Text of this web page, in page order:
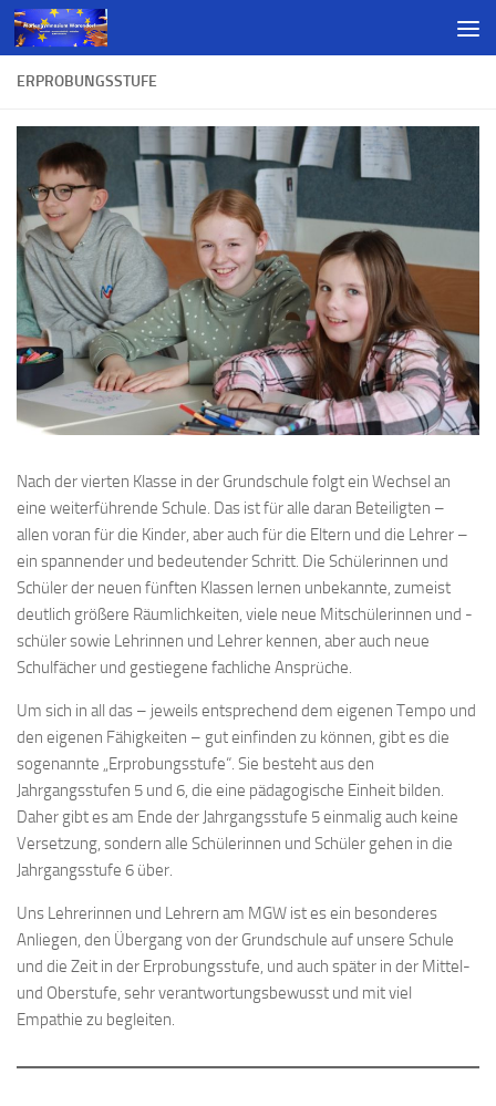
ERPROBUNGSSTUFE
Nach der vierten Klasse in der Grundschule folgt ein Wechsel an
eine weiterführende Schule. Das ist für alle daran Beteiligten –
allen voran für die Kinder, aber auch für die Eltern und die Lehrer –
ein spannender und bedeutender Schritt. Die Schülerinnen und
Schüler der neuen fünften Klassen lernen unbekannte, zumeist
deutlich größere Räumlichkeiten, viele neue Mitschülerinnen und -
schüler sowie Lehrinnen und Lehrer kennen, aber auch neue
Schulfächer und gestiegene fachliche Ansprüche.
Um sich in all das – jeweils entsprechend dem eigenen Tempo und
den eigenen Fähigkeiten – gut einfinden zu können, gibt es die
sogenannte „Erprobungsstufe“. Sie besteht aus den
Jahrgangsstufen 5 und 6, die eine pädagogische Einheit bilden.
Daher gibt es am Ende der Jahrgangsstufe 5 einmalig auch keine
Versetzung, sondern alle Schülerinnen und Schüler gehen in die
Jahrgangsstufe 6 über.
Uns Lehrerinnen und Lehrern am MGW ist es ein besonderes
Anliegen, den Übergang von der Grundschule auf unsere Schule
und die Zeit in der Erprobungsstufe, und auch später in der Mittel-
und Oberstufe, sehr verantwortungsbewusst und mit viel
Empathie zu begleiten.